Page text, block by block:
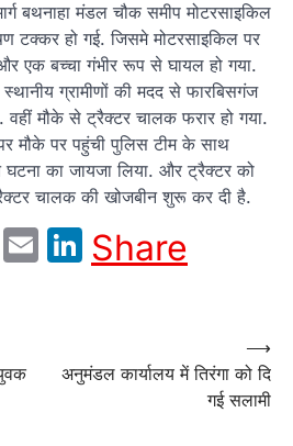
बथनाहा मंडल चौक समीप मोटरसाइकिल
टक्कर हो गई. जिसमे मोटरसाइकिल पर
एक बच्चा गंभीर रूप से घायल हो गया.
ग्रामीणों की मदद से फारबिसगंज
मौके से ट्रैक्टर चालक फरार हो गया.
मौके पर पहुंची पुलिस टीम के साथ
घटना का जायजा लिया. और ट्रैक्टर को
चालक की खोजबीन शुरू कर दी है.
Reddit
EmailLinkedIn
Share
अनुमंडल कार्यालय में तिरंगा को दि
गई सलामी
⟶